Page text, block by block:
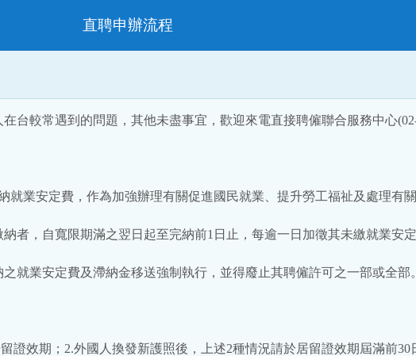
直聘申辦流程
台較常遇到的問題，其他未盡事宜，歡迎來電直接聘僱聯合服務中心
業安定費，作為加強辦理有關促進國民就業、提升勞工福祉及處理有
者，自寬限期滿之翌日起至完納前1日止，每逾一日加徵其未繳就業安
就業安定費及滯納金移送強制執行，並得廢止其聘僱許可之一部或全部。
證效期；2.外國人換發新護照後，上述2種情況請於居留證效期屆滿前